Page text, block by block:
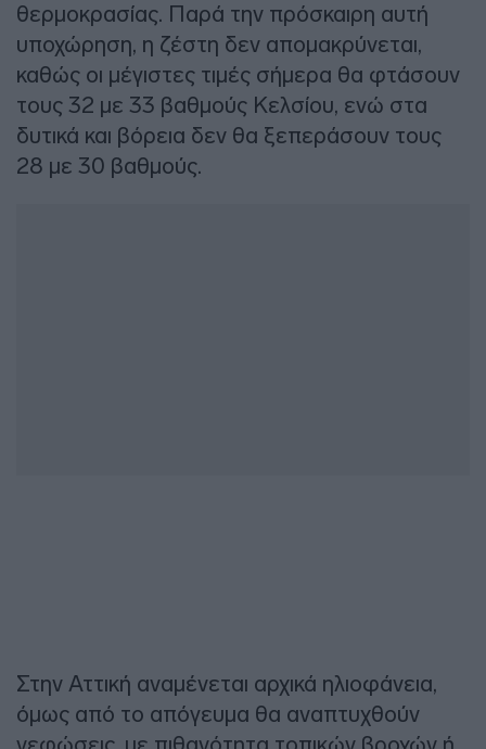
θερμοκρασίας. Παρά την πρόσκαιρη αυτή
υποχώρηση, η ζέστη δεν απομακρύνεται,
καθώς οι μέγιστες τιμές σήμερα θα φτάσουν
τους 32 με 33 βαθμούς Κελσίου, ενώ στα
δυτικά και βόρεια δεν θα ξεπεράσουν τους
28 με 30 βαθμούς.
Στην Αττική αναμένεται αρχικά ηλιοφάνεια,
όμως από το απόγευμα θα αναπτυχθούν